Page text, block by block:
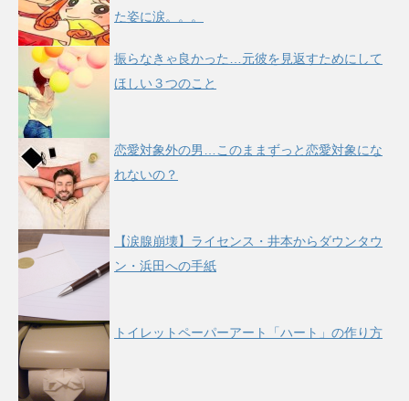
た姿に涙。。。
振らなきゃ良かった…元彼を見返すためにして
ほしい３つのこと
恋愛対象外の男…このままずっと恋愛対象にな
れないの？
【涙腺崩壊】ライセンス・井本からダウンタウ
ン・浜田への手紙
トイレットペーパーアート「ハート」の作り方